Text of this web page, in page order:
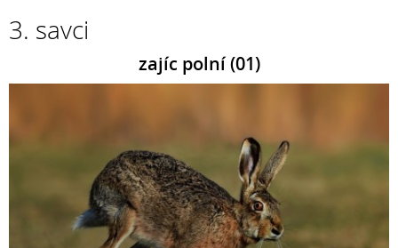
3. savci
zajíc polní (01)